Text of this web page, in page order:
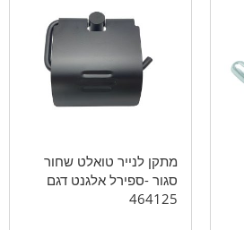
מתקן לנייר טואלט שחור
סגור -ספירל אלגנט דגם
464125